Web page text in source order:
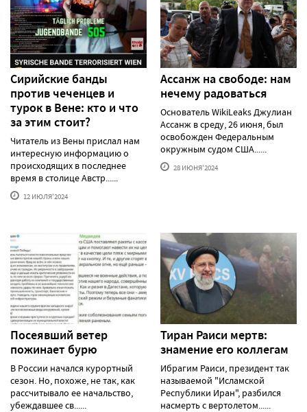
Сирийские банды
против чеченцев и
турок в Вене: кто и что
за этим стоит?
Читатель из Вены прислал нам
интересную информацию о
происходящих в последнее
время в столице Австр......
12 ИЮЛЯ'2024
Ассанж на свободе: нам
нечему радоваться
Основатель WikiLeaks Джулиан
Ассанж в среду, 26 июня, был
освобожден Федеральным
окружным судом США......
28 ИЮНЯ'2024
Посеявший ветер
пожинает бурю
В России начался курортный
сезон. Но, похоже, не так, как
рассчитывало ее начальство,
убеждавшее св......
Тиран Раиси мертв:
знамение его коллегам
Ибрагим Раиси, президент так
называемой "Исламской
Республики Иран", разбился
насмерть с вертолетом......